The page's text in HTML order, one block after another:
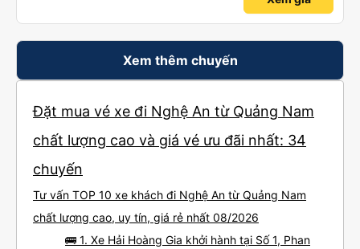
Xem thêm chuyến
Đặt mua vé xe đi Nghệ An từ Quảng Nam
chất lượng cao và giá vé ưu đãi nhất: 34
chuyến
Tư vấn TOP 10 xe khách đi Nghệ An từ Quảng Nam
chất lượng cao, uy tín, giá rẻ nhất 08/2026
🚌 1. Xe Hải Hoàng Gia khởi hành tại Số 1, Phan